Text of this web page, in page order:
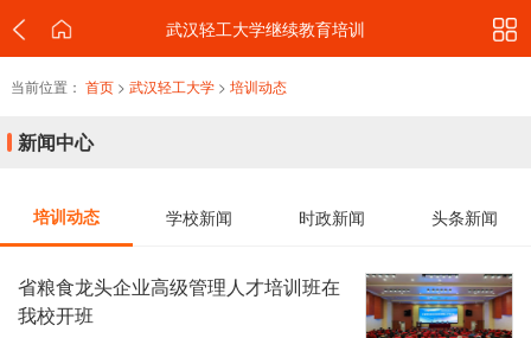
武汉轻工大学继续教育培训
当前位置： 首页> 武汉轻工大学> 培训动态
新闻中心
培训动态 学校新闻 时政新闻 头条新闻
省粮食龙头企业高级管理人才培训班在
我校开班